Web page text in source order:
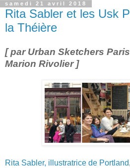
samedi 21 avril 2018
Rita Sabler et les Usk
la Théière
[ par Urban Sketchers
Marion Rivolier ]
Rita Sabler, illustratrice de Portland